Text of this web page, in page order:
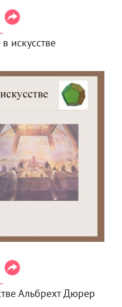
искусстве
Альбрехт Дюрер